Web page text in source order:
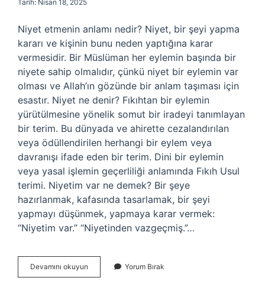
Tarih: Nisan 18, 2025
Niyet etmenin anlamı nedir? Niyet, bir şeyi yapma
kararı ve kişinin bunu neden yaptığına karar
vermesidir. Bir Müslüman her eylemin başında bir
niyete sahip olmalıdır, çünkü niyet bir eylemin var
olması ve Allah’ın gözünde bir anlam taşıması için
esastır. Niyet ne denir? Fıkıhtan bir eylemin
yürütülmesine yönelik somut bir iradeyi tanımlayan
bir terim. Bu dünyada ve ahirette cezalandırılan
veya ödüllendirilen herhangi bir eylem veya
davranışı ifade eden bir terim. Dini bir eylemin
veya yasal işlemin geçerliliği anlamında Fıkıh Usul
terimi. Niyetim var ne demek? Bir şeye
hazırlanmak, kafasında tasarlamak, bir şeyi
yapmayı düşünmek, yapmaya karar vermek:
“Niyetim var.” “Niyetinden vazgeçmiş.”…
Devamını okuyun
Ediyorum
Yorum Bırak